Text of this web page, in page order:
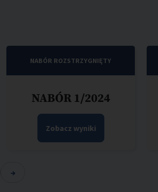
NABÓR ROZSTRZYGNIĘTY
NABÓR 1/2024
Zobacz wyniki